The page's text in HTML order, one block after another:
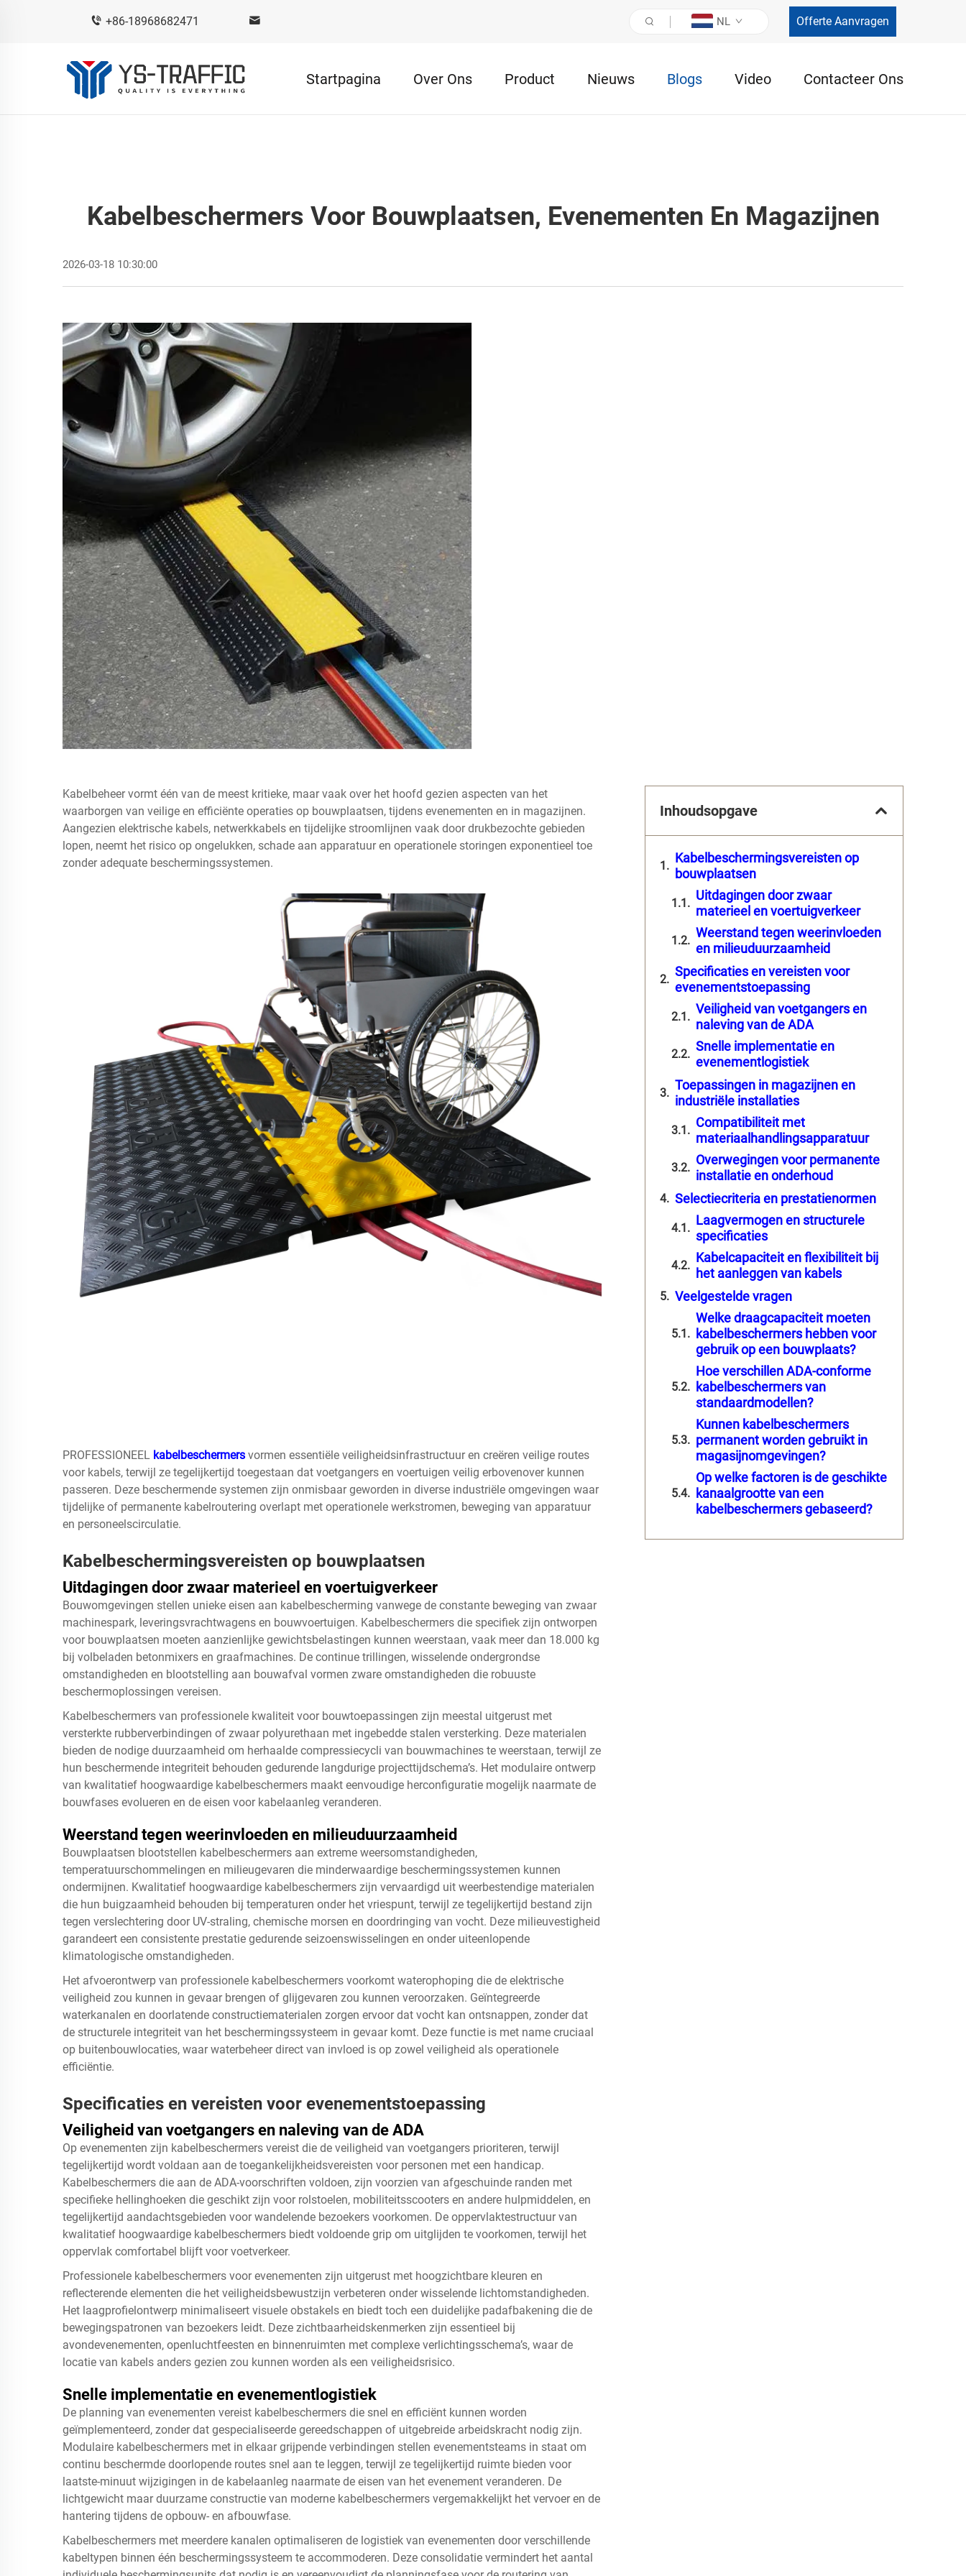
+86-18968682471 NL Offerte Aanvragen
Startpagina Over Ons Product Nieuws Blogs Video Contacteer Ons
Kabelbeschermers Voor Bouwplaatsen, Evenementen En Magazijnen
2026-03-18 10:30:00
Kabelbeheer vormt één van de meest kritieke, maar vaak over het hoofd gezien aspecten van het
waarborgen van veilige en efficiënte operaties op bouwplaatsen, tijdens evenementen en in magazijnen.
Aangezien elektrische kabels, netwerkkabels en tijdelijke stroomlijnen vaak door drukbezochte gebieden
lopen, neemt het risico op ongelukken, schade aan apparatuur en operationele storingen exponentieel toe
zonder adequate beschermingssystemen.
PROFESSIONEEL kabelbeschermers vormen essentiële veiligheidsinfrastructuur en creëren veilige routes
voor kabels, terwijl ze tegelijkertijd toegestaan dat voetgangers en voertuigen veilig erbovenover kunnen
passeren. Deze beschermende systemen zijn onmisbaar geworden in diverse industriële omgevingen waar
tijdelijke of permanente kabelroutering overlapt met operationele werkstromen, beweging van apparatuur
en personeelscirculatie.
Kabelbeschermingsvereisten op bouwplaatsen
Uitdagingen door zwaar materieel en voertuigverkeer
Bouwomgevingen stellen unieke eisen aan kabelbescherming vanwege de constante beweging van zwaar
machinespark, leveringsvrachtwagens en bouwvoertuigen. Kabelbeschermers die specifiek zijn ontworpen
voor bouwplaatsen moeten aanzienlijke gewichtsbelastingen kunnen weerstaan, vaak meer dan 18.000 kg
bij volbeladen betonmixers en graafmachines. De continue trillingen, wisselende ondergrondse
omstandigheden en blootstelling aan bouwafval vormen zware omstandigheden die robuuste
beschermoplossingen vereisen.
Kabelbeschermers van professionele kwaliteit voor bouwtoepassingen zijn meestal uitgerust met
versterkte rubberverbindingen of zwaar polyurethaan met ingebedde stalen versterking. Deze materialen
bieden de nodige duurzaamheid om herhaalde compressiecycli van bouwmachines te weerstaan, terwijl ze
hun beschermende integriteit behouden gedurende langdurige projecttijdschema’s. Het modulaire ontwerp
van kwalitatief hoogwaardige kabelbeschermers maakt eenvoudige herconfiguratie mogelijk naarmate de
bouwfases evolueren en de eisen voor kabelaanleg veranderen.
Weerstand tegen weerinvloeden en milieuduurzaamheid
Bouwplaatsen blootstellen kabelbeschermers aan extreme weersomstandigheden,
temperatuurschommelingen en milieugevaren die minderwaardige beschermingssystemen kunnen
ondermijnen. Kwalitatief hoogwaardige kabelbeschermers zijn vervaardigd uit weerbestendige materialen
die hun buigzaamheid behouden bij temperaturen onder het vriespunt, terwijl ze tegelijkertijd bestand zijn
tegen verslechtering door UV-straling, chemische morsen en doordringing van vocht. Deze milieuvestigheid
garandeert een consistente prestatie gedurende seizoenswisselingen en onder uiteenlopende
klimatologische omstandigheden.
Het afvoerontwerp van professionele kabelbeschermers voorkomt waterophoping die de elektrische
veiligheid zou kunnen in gevaar brengen of glijgevaren zou kunnen veroorzaken. Geïntegreerde
waterkanalen en doorlatende constructiematerialen zorgen ervoor dat vocht kan ontsnappen, zonder dat
de structurele integriteit van het beschermingssysteem in gevaar komt. Deze functie is met name cruciaal
op buitenbouwlocaties, waar waterbeheer direct van invloed is op zowel veiligheid als operationele
efficiëntie.
Specificaties en vereisten voor evenementstoepassing
Veiligheid van voetgangers en naleving van de ADA
Op evenementen zijn kabelbeschermers vereist die de veiligheid van voetgangers prioriteren, terwijl
tegelijkertijd wordt voldaan aan de toegankelijkheidsvereisten voor personen met een handicap.
Kabelbeschermers die aan de ADA-voorschriften voldoen, zijn voorzien van afgeschuinde randen met
specifieke hellinghoeken die geschikt zijn voor rolstoelen, mobiliteitsscooters en andere hulpmiddelen, en
tegelijkertijd aandachtsgebieden voor wandelende bezoekers voorkomen. De oppervlaktestructuur van
kwalitatief hoogwaardige kabelbeschermers biedt voldoende grip om uitglijden te voorkomen, terwijl het
oppervlak comfortabel blijft voor voetverkeer.
Professionele kabelbeschermers voor evenementen zijn uitgerust met hoogzichtbare kleuren en
reflecterende elementen die het veiligheidsbewustzijn verbeteren onder wisselende lichtomstandigheden.
Het laagprofielontwerp minimaliseert visuele obstakels en biedt toch een duidelijke padafbakening die de
bewegingspatronen van bezoekers leidt. Deze zichtbaarheidskenmerken zijn essentieel bij
avondevenementen, openluchtfeesten en binnenruimten met complexe verlichtingsschema’s, waar de
locatie van kabels anders gezien zou kunnen worden als een veiligheidsrisico.
Snelle implementatie en evenementlogistiek
De planning van evenementen vereist kabelbeschermers die snel en efficiënt kunnen worden
geïmplementeerd, zonder dat gespecialiseerde gereedschappen of uitgebreide arbeidskracht nodig zijn.
Modulaire kabelbeschermers met in elkaar grijpende verbindingen stellen evenementsteams in staat om
continu beschermde doorlopende routes snel aan te leggen, terwijl ze tegelijkertijd ruimte bieden voor
laatste-minuut wijzigingen in de kabelaanleg naarmate de eisen van het evenement veranderen. De
lichtgewicht maar duurzame constructie van moderne kabelbeschermers vergemakkelijkt het vervoer en de
hantering tijdens de opbouw- en afbouwfase.
Kabelbeschermers met meerdere kanalen optimaliseren de logistiek van evenementen door verschillende
kabeltypen binnen één beschermingssysteem te accommoderen. Deze consolidatie vermindert het aantal
Inhoudsopgave
Kabelbeschermingsvereisten op
bouwplaatsen
Uitdagingen door zwaar
materieel en voertuigverkeer
Weerstand tegen weerinvloeden
en milieuduurzaamheid
Specificaties en vereisten voor
evenementstoepassing
Veiligheid van voetgangers en
naleving van de ADA
Snelle implementatie en
evenementlogistiek
Toepassingen in magazijnen en
industriële installaties
Compatibiliteit met
materiaalhandlingsapparatuur
Overwegingen voor permanente
installatie en onderhoud
Selectiecriteria en prestatienormen
Laagvermogen en structurele
specificaties
Kabelcapaciteit en flexibiliteit bij
het aanleggen van kabels
Veelgestelde vragen
Welke draagcapaciteit moeten
kabelbeschermers hebben voor
gebruik op een bouwplaats?
Hoe verschillen ADA-conforme
kabelbeschermers van
standaardmodellen?
Kunnen kabelbeschermers
permanent worden gebruikt in
magasijnomgevingen?
Op welke factoren is de geschikte
kanaalgrootte van een
kabelbeschermers gebaseerd?